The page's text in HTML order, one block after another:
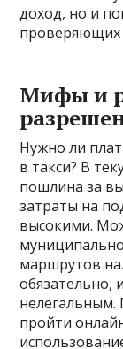
доход, но и
проверяющих
Мифы и
Нужно ли
в такси? В
пошлина за
затраты на
высокими.
маршрутов
обязательно,
пройти